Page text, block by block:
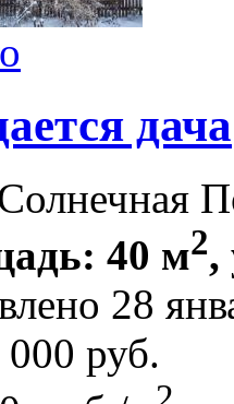
дача
40 м2,
28
руб.